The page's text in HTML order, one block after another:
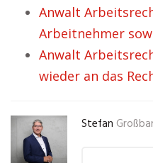
Anwalt
Arbeitnehmer
Anwalt
wieder an das
Stefan